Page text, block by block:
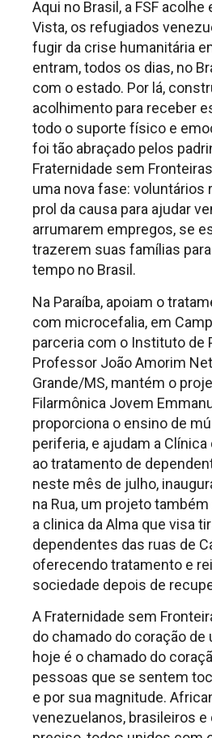
Aqui no Brasil, a FSF acolhe
Vista, os refugiados
fugir da crise humanitária
entram, todos os dias, no
com o estado. Por lá,
acolhimento para receber
todo o suporte físico e
foi tão abraçado pelos
Fraternidade sem
uma nova fase: voluntários
prol da causa para ajudar
arrumarem empregos, se
trazerem suas famílias
tempo no Brasil.
Na Paraíba, apoiam o
com microcefalia, em
parceria com o Instituto de
Professor João Amorim
Grande/MS, mantém o
Filarmônica Jovem
proporciona o ensino de
periferia, e ajudam a Clínica
ao tratamento de
neste mês de julho,
na Rua, um projeto
a clinica da Alma que visa
dependentes das ruas de
oferecendo tratamento e
sociedade depois de
A Fraternidade sem
do chamado do coração de
hoje é o chamado do
pessoas que se sentem
e por sua magnitude.
venezuelanos, brasileiros